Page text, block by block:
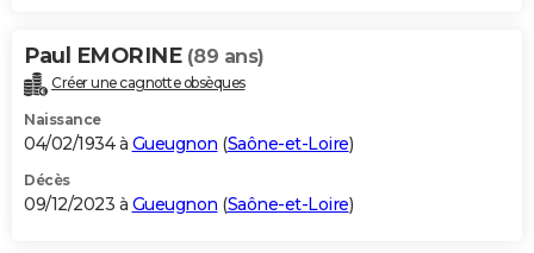
Paul EMORINE (89 ans)
Créer une cagnotte obsèques
Naissance
04/02/1934 à Gueugnon (Saône-et-Loire)
Décès
09/12/2023 à Gueugnon (Saône-et-Loire)